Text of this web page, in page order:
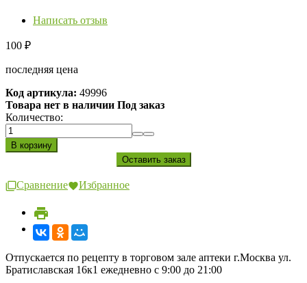
Написать отзыв
100 ₽
последняя цена
Код артикула: 49996
Товара нет в наличии Под заказ
Количество:
Сравнение Избранное
Отпускается по рецепту в торговом зале аптеки г.Москва ул.
Братиславская 16к1 ежедневно с 9:00 до 21:00